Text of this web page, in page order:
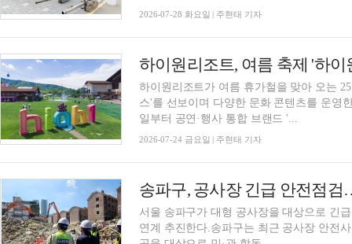
2026-07-28 화요일 | 주현태 기자
하이원리조트, 여름 축제 '하
하이원리조트가 여름 휴가철을 맞아 오는
스'를 선보이며 다양한 문화 콘텐츠를 운영
일부터 공연·행사 통합 브랜드 '...
2026-07-24 금요일 | 주현태 기자
송파구, 공사장 긴급 안전점
서울 송파구가 대형 공사장을 대상으로 긴
연계 추진한다.송파구는 최근 공사장 안전